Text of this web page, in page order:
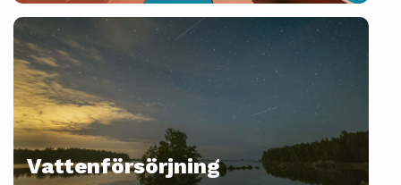
Vattenförsörjning